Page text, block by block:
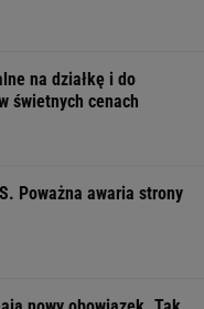
na działkę i do
świetnych cenach
Poważna awaria strony